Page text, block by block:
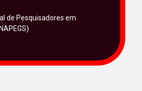
de Pesquisadores em